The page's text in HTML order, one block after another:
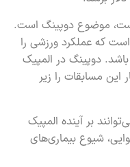
موضوع دوپینگ است.
که عملکرد ورزشی را
دوپینگ در المپیک
مسابقات را زیر
بر آینده المپیک
شیوع بیماری‌های